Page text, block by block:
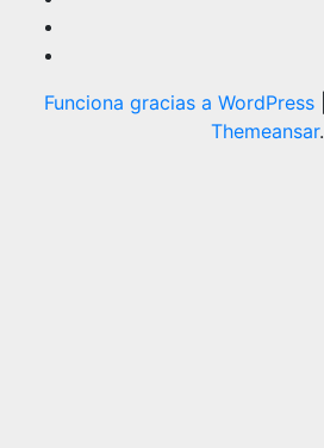
Funciona gracias a WordPress
Themeansar.